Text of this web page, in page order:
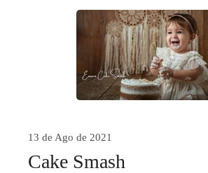
13 de Ago de 2021
Cake Smash